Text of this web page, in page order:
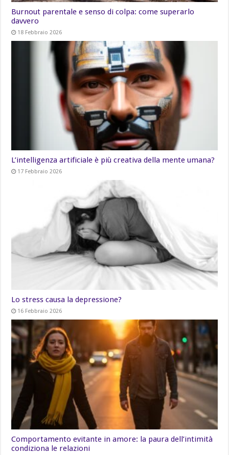
Burnout parentale e senso di colpa: come superarlo
davvero
18 Febbraio 2026
L’intelligenza artificiale è più creativa della mente umana?
17 Febbraio 2026
Lo stress causa la depressione?
16 Febbraio 2026
Comportamento evitante in amore: la paura dell’intimità
condiziona le relazioni